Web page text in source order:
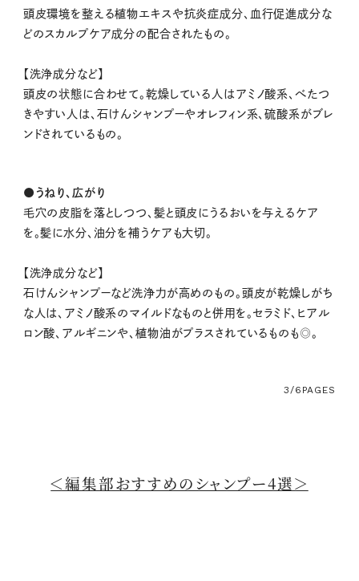
頭皮環境を整える植物エキスや抗炎症成分、血行促進成分な
どのスカルプケア成分の配合されたもの。
【洗浄成分など】
頭皮の状態に合わせて。乾燥している人はアミノ酸系、べたつ
きやすい人は、石けんシャンプーやオレフィン系、硫酸系がブレ
ンドされているもの。
●うねり、広がり
毛穴の皮脂を落としつつ、髪と頭皮にうるおいを与えるケア
を。髪に水分、油分を補うケアも大切。
【洗浄成分など】
石けんシャンプーなど洗浄力が高めのもの。頭皮が乾燥しがち
な人は、アミノ酸系のマイルドなものと併用を。セラミド、ヒアル
ロン酸、アルギニンや、植物油がプラスされているものも◎。
3/6 PAGES
＜編集部おすすめのシャンプー4選＞